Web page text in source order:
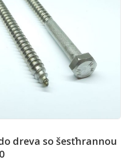
dreva so šesťhrannou